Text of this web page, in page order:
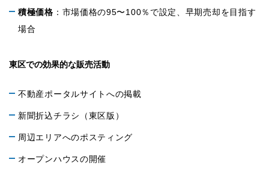
積極価格 ：市場価格の95〜100％で設定、早期売却を目指す
場合
東区での効果的な販売活動
不動産ポータルサイトへの掲載
新聞折込チラシ（東区版）
周辺エリアへのポスティング
オープンハウスの開催